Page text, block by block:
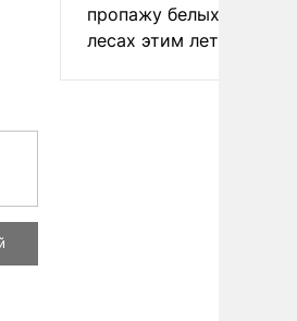
пропажу белых грибов
лесах этим летом